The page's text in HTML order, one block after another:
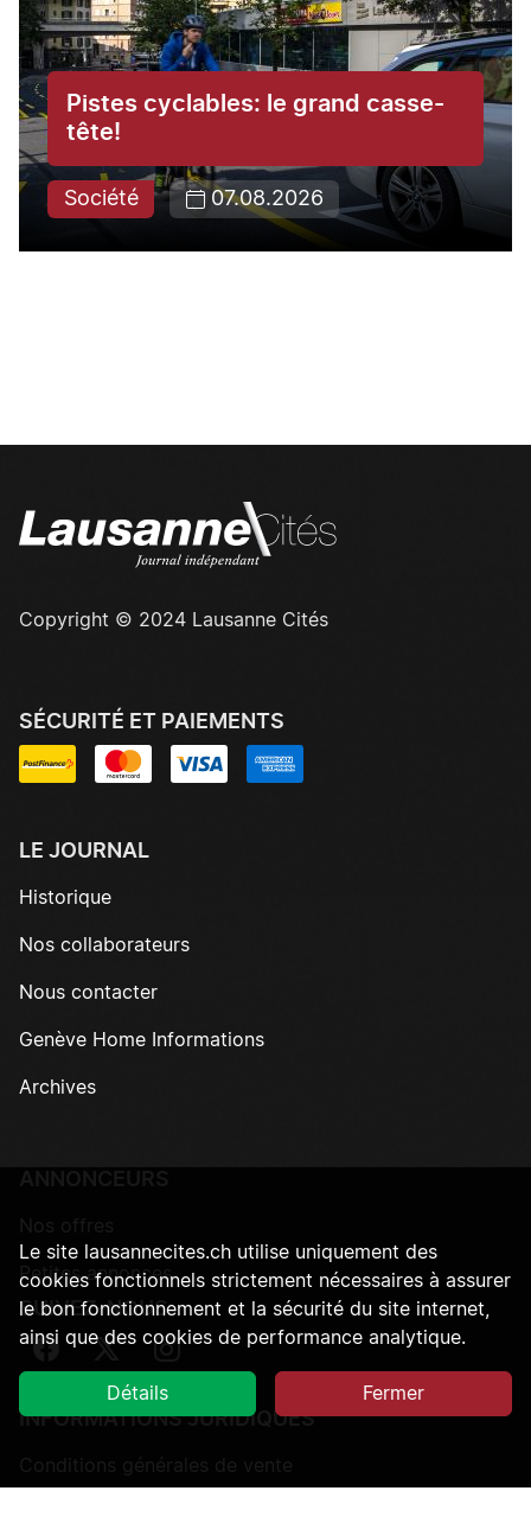
Pistes cyclables: le grand casse-
tête!
Société 07.08.2026
Copyright © 2024 Lausanne Cités
SÉCURITÉ ET PAIEMENTS
LE JOURNAL
Historique
Nos collaborateurs
Nous contacter
Genève Home Informations
Archives
Petites annonces
SUIVEZ-NOUS
Suivez-nous sur Facebook
Suivez-nous sur Twitter
Suivez-nous sur Instagram
INFORMATIONS JURIDIQUES
Le site lausannecites.ch utilise uniquement des
cookies fonctionnels strictement nécessaires à assurer
le bon fonctionnement et la sécurité du site internet,
ainsi que des cookies de performance analytique.
Détails Fermer